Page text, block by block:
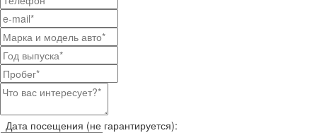
Дата посещения (не гарантируется):